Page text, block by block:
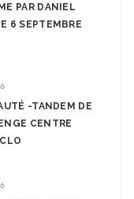
PAR DANIEL
6 SEPTEMBRE
-TANDEM DE
CENTRE